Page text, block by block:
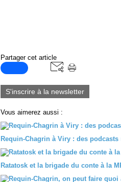
Partager cet article
S'inscrire à la newsletter
Vous aimerez aussi :
Requin-Chagrin à Viry : des
Ratatosk et la brigade du conte à la